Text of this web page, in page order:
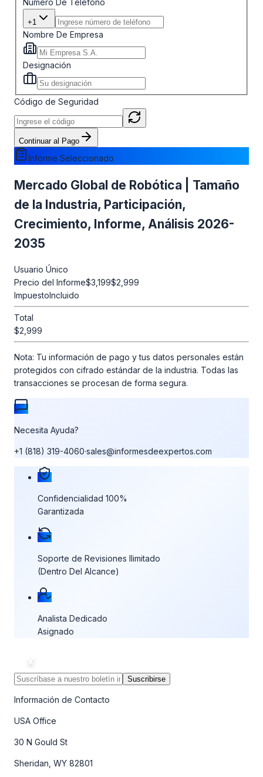
+1
Nombre De Empresa
Designación
Código de Seguridad
Continuar al Pago
Informe Seleccionado
Mercado Global de Robótica | Tamaño
de la Industria, Participación,
Crecimiento, Informe, Análisis 2026-
2035
Usuario Único
Precio del Informe$3,199$2,999
ImpuestoIncluido
Total
$2,999
Nota: Tu información de pago y tus datos personales están
protegidos con cifrado estándar de la industria. Todas las
transacciones se procesan de forma segura.
Necesita Ayuda?
+1 (818) 319-4060·sales@informesdeexpertos.com
Nuestras garantías de compra
Confidencialidad 100%
Garantizada
Soporte de Revisiones Ilimitado
(Dentro Del Alcance)
Analista Dedicado
Asignado
Suscribirse
Información de Contacto
USA Office
30 N Gould St
Sheridan, WY 82801